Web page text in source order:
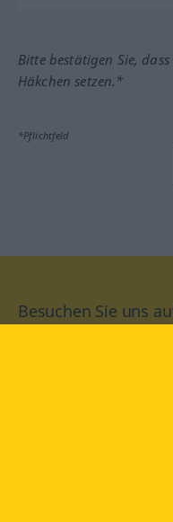
Bitte bestätigen Sie,
Häkchen setzen.*
*Pflichtfeld
Besuchen Sie uns